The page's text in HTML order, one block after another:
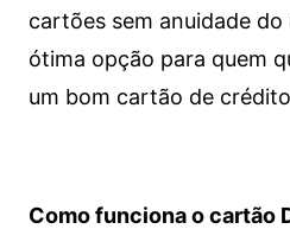
cartões sem anuidade do
ótima opção para quem
um bom cartão de
Como funciona o cartão